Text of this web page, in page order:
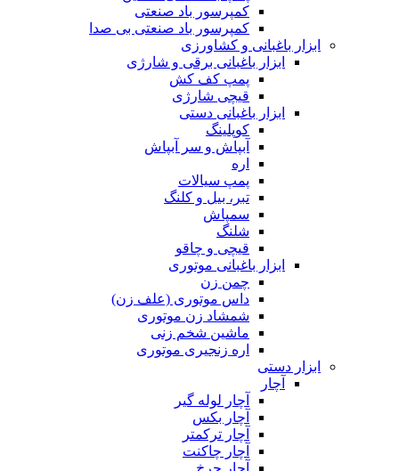
کمپرسور باد صنعتی
کمپرسور باد صنعتی بی صدا
ابزار باغبانی و کشاورزی
ابزار باغبانی برقی و شارژی
پمپ کف کش
قیچی شارژی
ابزار باغبانی دستی
کوپلینگ
آبپاش و سر آبپاش
اره
پمپ سیالات
تبر، بیل و کلنگ
سمپاش
شلنگ
قیچی و چاقو
ابزار باغبانی موتوری
چمن زن
داس موتوری (علف زن)
شمشاد زن موتوری
ماشین شخم زنی
اره زنجیری موتوری
ابزار دستی
آچار
آچار لوله گیر
آچار بکس
آچار ترکمتر
آچار چاکنت
آچار چرخ